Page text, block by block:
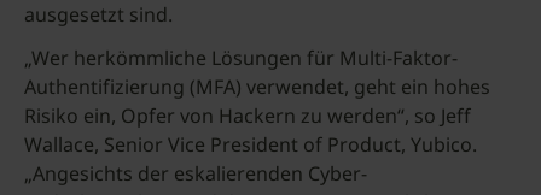
ausgesetzt sind.
„Wer herkömmliche Lösungen für Multi-Faktor-
Authentifizierung (MFA) verwendet, geht ein hohes
Risiko ein, Opfer von Hackern zu werden“, so Jeff
Wallace, Senior Vice President of Product, Yubico.
„Angesichts der eskalierenden Cyber-